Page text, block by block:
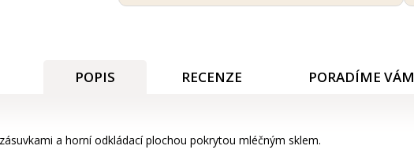
POPIS RECENZE PORADÍME VÁM
a horní odkládací plochou pokrytou mléčným sklem.